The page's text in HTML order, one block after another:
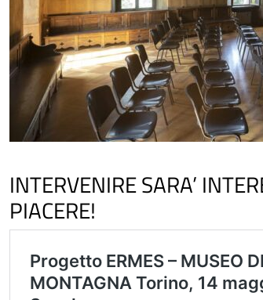
INTERVENIRE SARA’
PIACERE!